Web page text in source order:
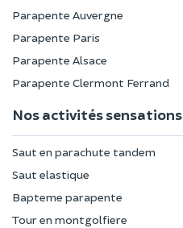
Parapente Auvergne
Parapente Paris
Parapente Alsace
Parapente Clermont Ferrand
Nos activités sensations
Saut en parachute tandem
Saut elastique
Bapteme parapente
Tour en montgolfiere